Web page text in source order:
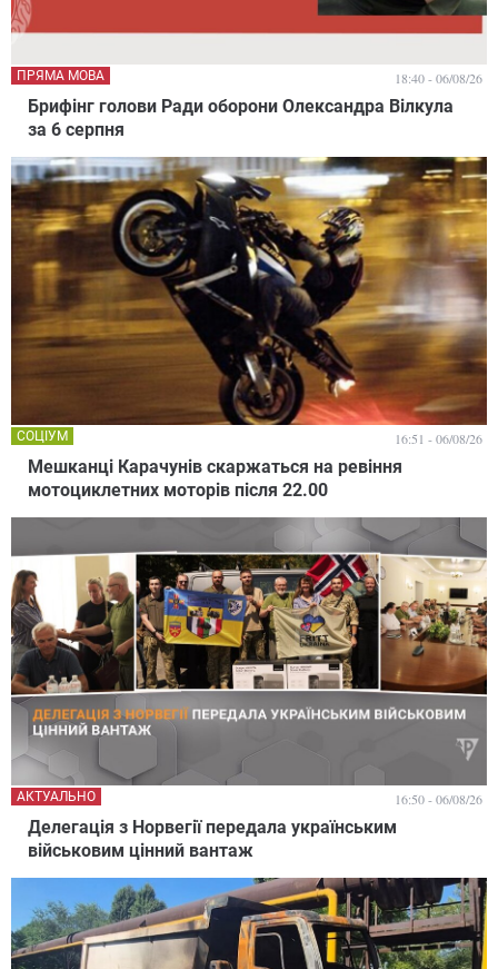
Брифінг голови Ради оборони Олександра Вілкула
за 6 серпня
ПРЯМА МОВА 18:40 - 06/08/26
Мешканці Карачунів скаржаться на ревіння
мотоциклетних моторів після 22.00
СОЦІУМ 16:51 - 06/08/26
Делегація з Норвегії передала українським
військовим цінний вантаж
АКТУАЛЬНО 16:50 - 06/08/26